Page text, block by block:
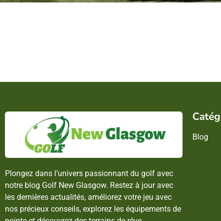
Plongez dans l’univers passionnant du golf avec
notre blog Golf New Glasgow. Restez à jour avec
les dernières actualités, améliorez votre jeu avec
nos précieux conseils, explorez les équipements de
Blog